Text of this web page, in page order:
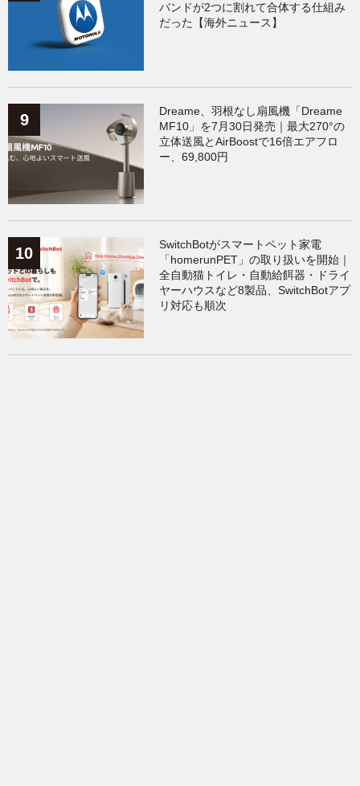
バンドが2つに割れて合体する仕組み
だった【海外ニュース】
Dreame、羽根なし扇風機「Dreame
MF10」を7月30日発売｜最大270°の
立体送風とAirBoostで16倍エアフロ
ー、69,800円
SwitchBotがスマートペット家電
「homerunPET」の取り扱いを開始｜
全自動猫トイレ・自動給餌器・ドライ
ヤーハウスなど8製品、SwitchBotアプ
リ対応も順次